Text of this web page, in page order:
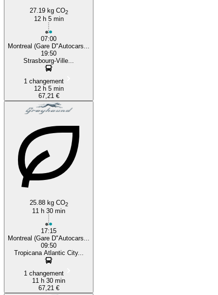
27.19 kg CO2
12 h 5 min
07:00
Montreal (Gare D"Autocars...
19:50
Strasbourg-Ville...
1 changement
12 h 5 min
67,21 €
25.88 kg CO2
11 h 30 min
17:15
Montreal (Gare D"Autocars...
09:50
Tropicana Atlantic City...
1 changement
11 h 30 min
67,21 €